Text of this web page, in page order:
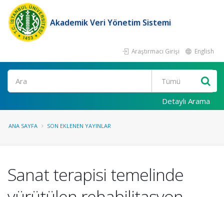
Akademik Veri Yönetim Sistemi
Araştırmacı Girişi English
Ara
Detaylı Arama
ANA SAYFA SON EKLENEN YAYINLAR
Sanat terapisi temelinde